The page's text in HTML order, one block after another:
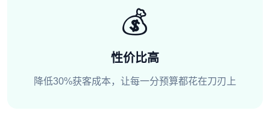
💰
性价比高
降低30%获客成本，让每一分预算都花在刀刃上